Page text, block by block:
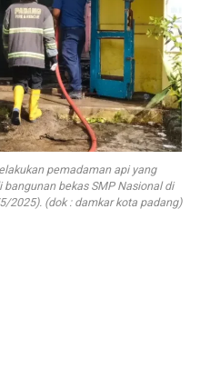
pemadaman api yang
bekas SMP Nasional di
2025). (dok : damkar kota padang)